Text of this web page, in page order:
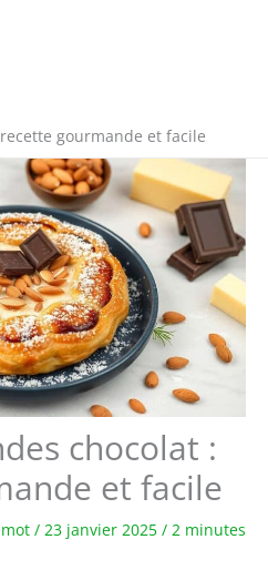
gourmande et facile
chocolat :
et facile
/ 23 janvier 2025 / 2 minutes